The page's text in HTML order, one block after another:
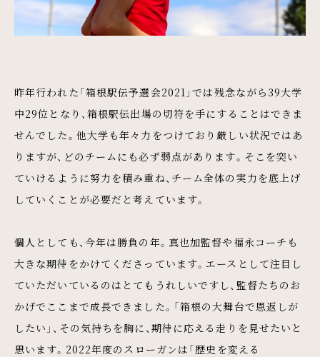
昨年行われた「箱根駅伝予選会2021」では残念ながら39大学
中29位となり、箱根駅伝出場の切符を手にすることはできま
せんでした。他大学も年々力をつけており厳しい状況ではあ
りますが、どのチームにも必ず弱点があります。そこを突い
ていけるように努力を積み重ね、チーム全体の実力を底上げ
していくことが必要だと考えています。
個人としても、今年は勝負の年。真也加監督や福永コーチも
大きな期待をかけてくださっています。エースとして注目し
ていただいているのはとてもうれしいですし、監督たちのお
かげでここまで成長できました。「箱根の大舞台で恩返しが
したい」、その気持ちを胸に、期待に応える走りを見せたいと
思います。2022年度のスローガンは「歴史を変える